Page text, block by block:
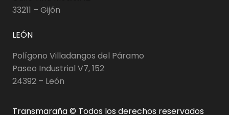
33211 – Gijón
LEÓN
Polígono Villadangos del Páramo
Paseo Industrial V7, 152
24392 – León
Transmaraña © Todos los derechos reservados